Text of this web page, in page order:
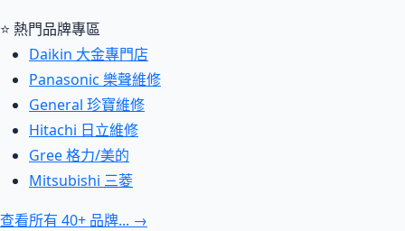
⭐ 熱門品牌專區
Daikin 大金專門店
Panasonic 樂聲維修
General 珍寶維修
Hitachi 日立維修
Gree 格力/美的
Mitsubishi 三菱
查看所有 40+ 品牌... →